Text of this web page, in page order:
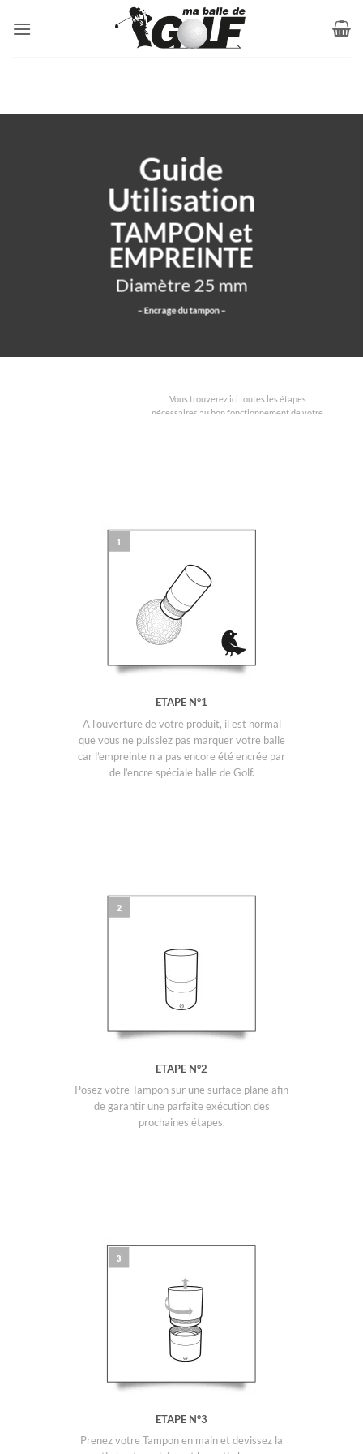
Guide
Utilisation
TAMPON et
EMPREINTE
Diamètre 25 mm
– Encrage du tampon –
Vous trouverez ici toutes les étapes
nécessaires au bon fonctionnement de votre
ETAPE N°1
A l’ouverture de votre produit, il est normal
que vous ne puissiez pas marquer votre balle
car l’empreinte n’a pas encore été encrée par
de l’encre spéciale balle de Golf.
ETAPE N°2
Posez votre Tampon sur une surface plane afin
de garantir une parfaite exécution des
prochaines étapes.
ETAPE N°3
Prenez votre Tampon en main et devissez la